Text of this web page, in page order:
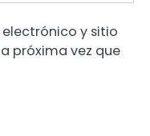
y sitio
próxima vez que